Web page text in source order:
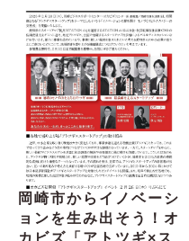
岡崎市からイノベーシ
ョンを生み出そう！オ
カビズ「アトツギ×ス